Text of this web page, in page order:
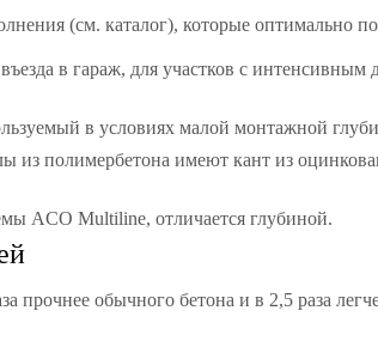
(см. каталог), которые оптимально
в гараж, для участков с
в условиях малой монтажной
полимербетона имеют кант из
ACO Multiline, отличается глубиной.
обычного бетона и в 2,5 раза